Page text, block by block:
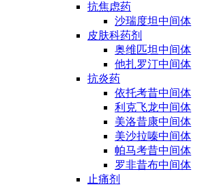
抗焦虑药
沙瑞度坦中间体
皮肤科药剂
奥维匹坦中间体
他扎罗汀中间体
抗炎药
依托考昔中间体
利克飞龙中间体
美洛昔康中间体
美沙拉嗪中间体
帕马考昔中间体
罗非昔布中间体
止痛剂